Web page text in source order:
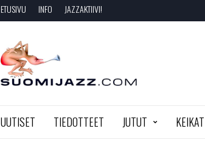
ETUSIVU INFO JAZZAKTIIVI!
SuomiJazz.com
UUTISET TIEDOTTEET JUTUT KEIKAT